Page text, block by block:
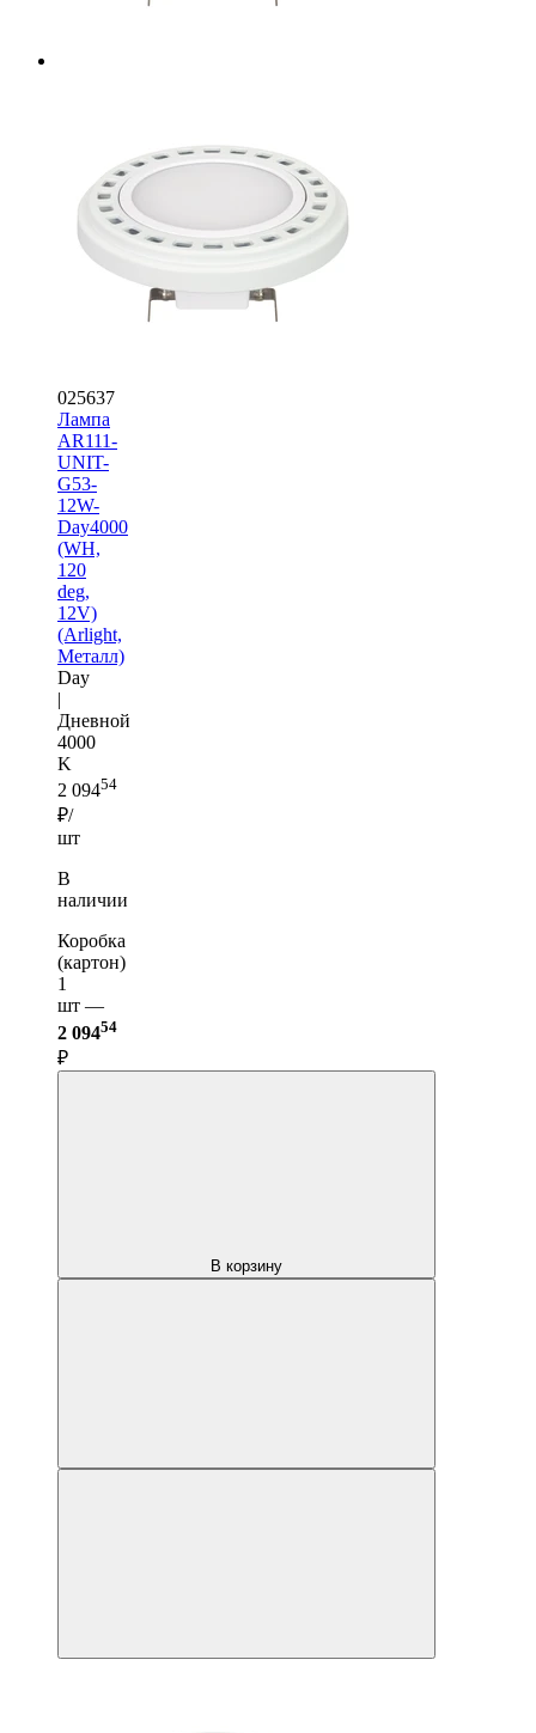
025637
Лампа
AR111-
UNIT-
G53-
12W-
Day4000
(WH,
120
deg,
12V)
(Arlight,
Металл)
Day
|
Дневной
4000
K
2 09454
₽/
шт
В
наличии
Коробка
(картон)
1
шт —
2 09454
₽
В корзину